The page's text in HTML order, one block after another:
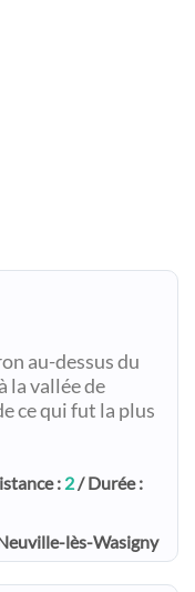
au-dessus du
la vallée de
ce qui fut la plus
: 2/ Durée :
lès-Wasigny